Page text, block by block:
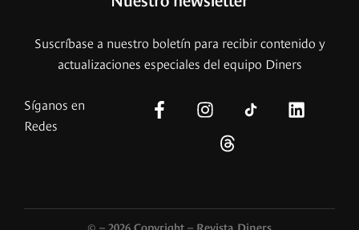
Suscríbase a nuestro boletín para recibir contenido y
actualizaciones especiales del equipo Diners
Síganos en
Redes
© – 2026 Copyright – Revista Diners